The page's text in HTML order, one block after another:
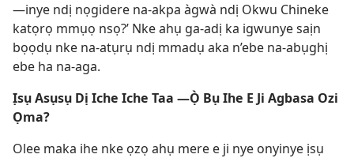
—inye ndị nọgidere na-akpa àgwà ndị Okwu Chineke
katọrọ mmụọ nsọ?’ Nke ahụ ga-adị ka igwunye saịn
bọọdụ nke na-atụrụ ndị mmadụ aka n’ebe na-abụghị
ebe ha na-aga.
Ịsụ Asụsụ Dị Iche Iche Taa —Ọ̀ Bụ Ihe E Ji Agbasa Ozi
Ọma?
Olee maka ihe nke ọzọ ahụ mere e ji nye onyinye ịsụ